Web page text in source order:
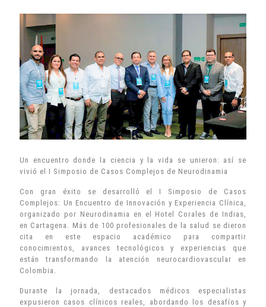
Un encuentro donde la ciencia y la vida se unieron: así se
vivió el I Simposio de Casos Complejos de Neurodinamia
Con gran éxito se desarrolló el I Simposio de Casos
Complejos: Un Encuentro de Innovación y Experiencia Clínica,
organizado por Neurodinamia en el Hotel Corales de Indias,
en Cartagena. Más de 100 profesionales de la salud se dieron
cita en este espacio académico para compartir
conocimientos, avances tecnológicos y experiencias que
están transformando la atención neurocardiovascular en
Colombia.
Durante la jornada, destacados médicos especialistas
expusieron casos clínicos reales, abordando los desafíos y